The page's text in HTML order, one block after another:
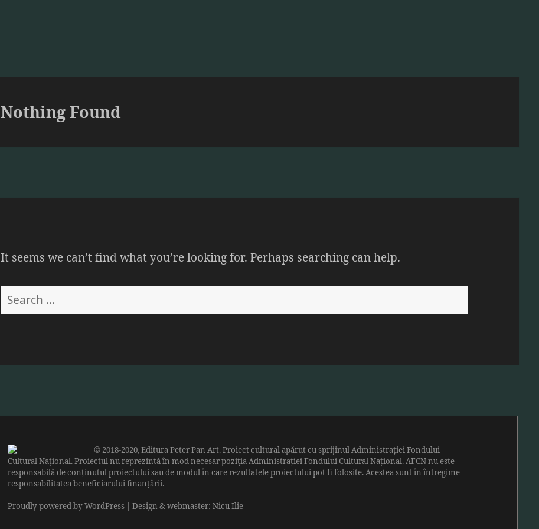
Nothing Found
It seems we can’t find what you’re looking for. Perhaps searching can help.
Search
for:
© 2018-2020,Editura Peter Pan Art. Proiect cultural apărut cu sprijinulAdministrației Fondului
Cultural Național. Proiectul nu reprezintă în mod necesar poziţia Administrației Fondului Cultural Național. AFCN nu este
responsabilă de conținutul proiectului sau de modul în care rezultatele proiectului pot fi folosite. Acestea sunt în întregime
responsabilitatea beneficiarului finanțării.
Proudly powered by WordPress | Design & webmaster: Nicu Ilie